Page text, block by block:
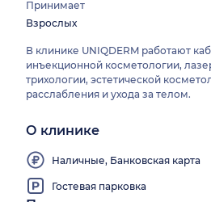
Принимает
Взрослых
В клинике UNIQDERM работают
инъекционной косметологии,
трихологии, эстетической
расслабления и ухода за телом.
О клинике
Наличные, Банковская карта
Гостевая парковка